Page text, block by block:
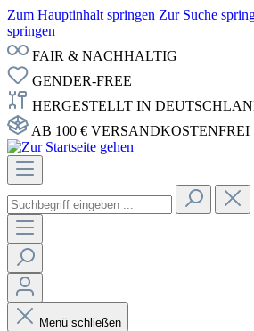
Zum Hauptinhalt springen Zur Suche
springen
FAIR & NACHHALTIG
GENDER-FREE
HERGESTELLT IN
AB 100 € VERSANDKOSTENFREI
Menü schließen